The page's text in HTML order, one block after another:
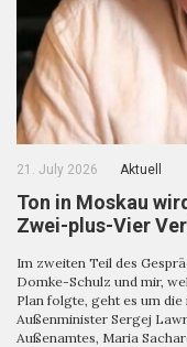
21. July 2026 Aktuell
Ton in Moskau
Zwei-plus-Vier
Im zweiten Teil des
Domke-Schulz und mir,
Plan folgte, geht es um
Außenminister Sergej
Außenamtes, Maria